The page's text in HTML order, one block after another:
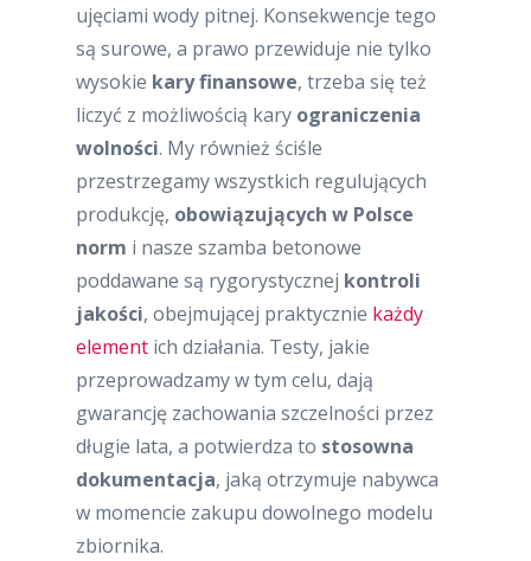
ujęciami wody pitnej. Konsekwencje tego
są surowe, a prawo przewiduje nie tylko
wysokie kary finansowe, trzeba się też
liczyć z możliwością kary ograniczenia
wolności. My również ściśle
przestrzegamy wszystkich regulujących
produkcję, obowiązujących w Polsce
norm i nasze szamba betonowe
poddawane są rygorystycznej kontroli
jakości, obejmującej praktycznie każdy
element ich działania. Testy, jakie
przeprowadzamy w tym celu, dają
gwarancję zachowania szczelności przez
długie lata, a potwierdza to stosowna
dokumentacja, jaką otrzymuje nabywca
w momencie zakupu dowolnego modelu
zbiornika.